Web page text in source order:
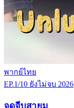
พากย์ไทย
EP.1/10 ยังไม่จบ 2026